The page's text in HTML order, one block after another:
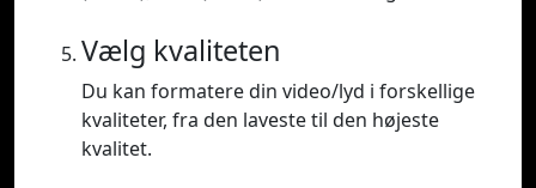
Vælg kvaliteten
Du kan formatere din video/lyd i forskellige
kvaliteter, fra den laveste til den højeste
kvalitet.